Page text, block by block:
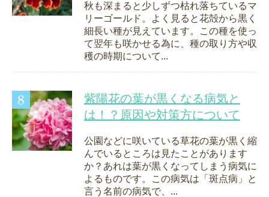
秋も深まると少しずつ枯れ落ちているマ
リーゴールド。よく見ると花殻から黒く
細長い種が見えています。この種を使っ
て翌年も咲かせる為に、種の取り方や収
穫の時期について...
紫陽花の葉が黒くなる病気と
は！？原因や対策方について
公園などに咲いている草花の葉が黒く縮
んでいるところは見たことがあります
か？あれは葉が黒くなってしまう病気に
よるものです。この病気は「斑点病」と
言う名前の病気で、...